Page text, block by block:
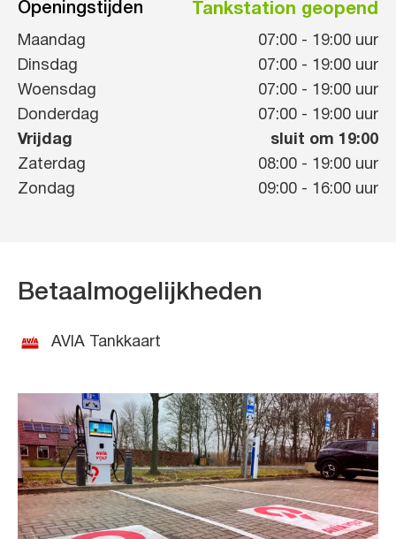
Openingstijden Tankstation geopend
Maandag 07:00 - 19:00 uur
Dinsdag
07:00 - 19:00 uur
Woensdag
07:00 - 19:00 uur
Donderdag
07:00 - 19:00 uur
Vrijdag
sluit om 19:00
Zaterdag
08:00 - 19:00 uur
Zondag
09:00 - 16:00 uur
Betaalmogelijkheden
AVIA Tankkaart